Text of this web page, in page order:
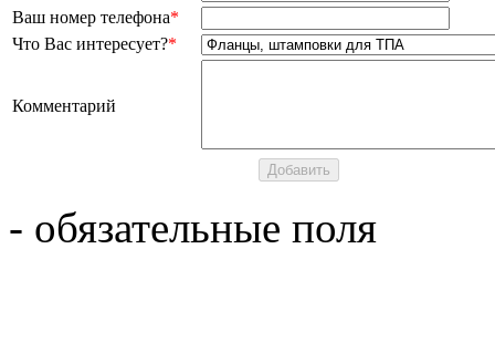
Ваш номер телефона*
Что Вас интересует?*
Комментарий
- обязательные поля